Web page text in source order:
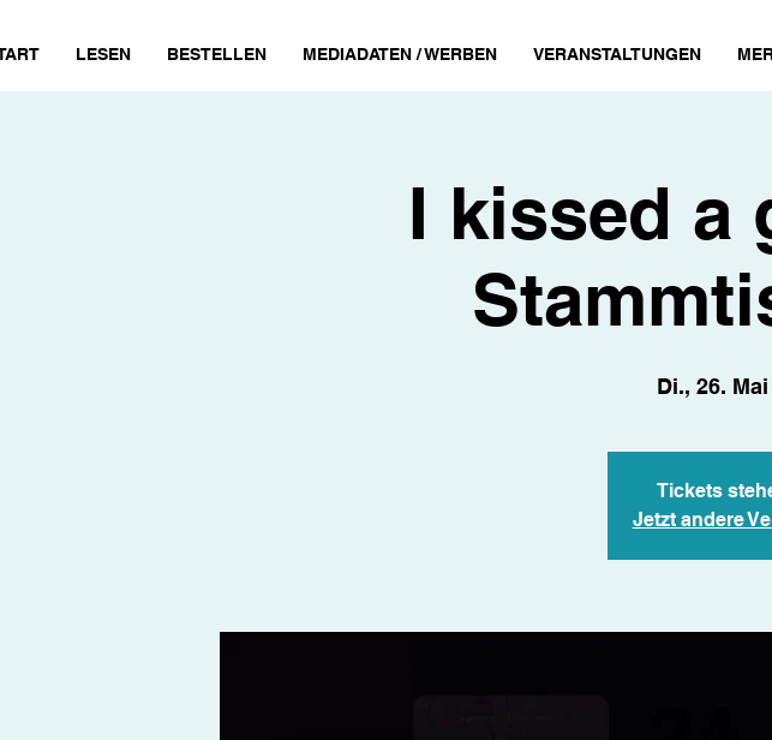
LESEN BESTELLEN MEDIADATEN / WERBEN VERANSTALTUNGEN
I kissed a
Di., 26. Mai
Tickets
Jetzt andere